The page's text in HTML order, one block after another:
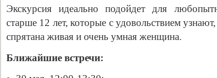
Экскурсия идеально подойдет для
старше 12 лет, которые с удовольствием
спрятана живая и очень умная женщина.
Ближайшие встречи: